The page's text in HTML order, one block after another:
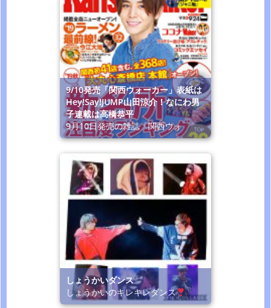
9/10発売「関西ウォーカー」表紙は
Hey!Say!JUMP山田涼介！なにわ男
子連載は高橋恭平
9月10日発売の雑誌「関西ウォ
しょうかいダンス
しょうかいのキレキレダンス